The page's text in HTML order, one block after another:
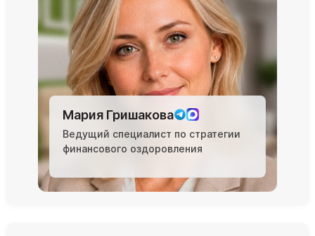
Мария Гришакова
Ведущий специалист по стратегии
финансового оздоровления